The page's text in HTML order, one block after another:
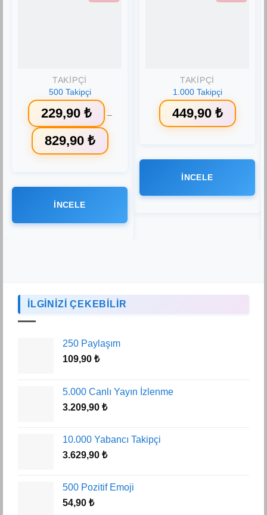
TAKIPÇI
500 Takipçi
229,90 ₺ –
829,90 ₺
Fiyat
aralığı:
229,90 ₺
829,90 ₺
birden
varyasyonu
var.
İNCELE
TAKIPÇI
1.000 Takipçi
449,90 ₺
İNCELE
İLGİNİZİ ÇEKEBİLİR
250 Paylaşım
109,90 ₺
5.000 Canlı Yayın İzlenme
3.209,90 ₺
10.000 Yabancı Takipçi
3.629,90 ₺
500 Pozitif Emoji
54,90 ₺